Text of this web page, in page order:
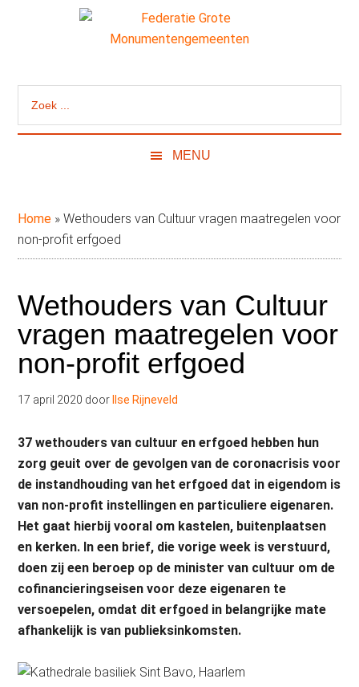
Grote
de
Federatie
Monumentengemeenten
MENU
Home »Wethouders van Cultuur vragen maatregelen voor
non-profit erfgoed
Wethouders van Cultuur
vragen maatregelen voor
non-profit erfgoed
17 april 2020 door Ilse Rijneveld
37 wethouders van cultuur en erfgoed hebben hun
zorg geuit over de gevolgen van de coronacrisis voor
de instandhouding van het erfgoed dat in eigendom is
van non-profit instellingen en particuliere eigenaren.
Het gaat hierbij vooral om kastelen, buitenplaatsen
en kerken. In een brief, die vorige week is verstuurd,
doen zij een beroep op de minister van cultuur om de
cofinancieringseisen voor deze eigenaren te
versoepelen, omdat dit erfgoed in belangrijke mate
afhankelijk is van publieksinkomsten.